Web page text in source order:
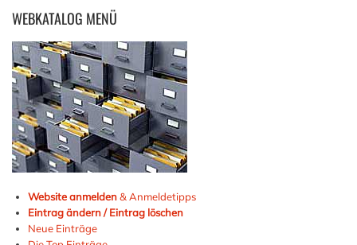
WEBKATALOG MENÜ
Website anmelden& Anmeldetipps
Eintrag ändern / Eintrag löschen
Neue Einträge